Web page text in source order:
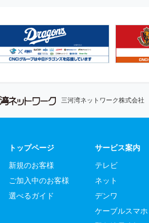
三河湾ネットワーク株式会社
トップページ
新規のお客様
ご加入中のお客様
選べるガイド
サービス案内
テレビ
ネット
デンワ
ケーブルスマホ